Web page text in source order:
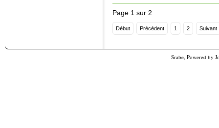
Page 1 sur 2
Début Précédent 1 2 Suivant
Srabe, Powered by